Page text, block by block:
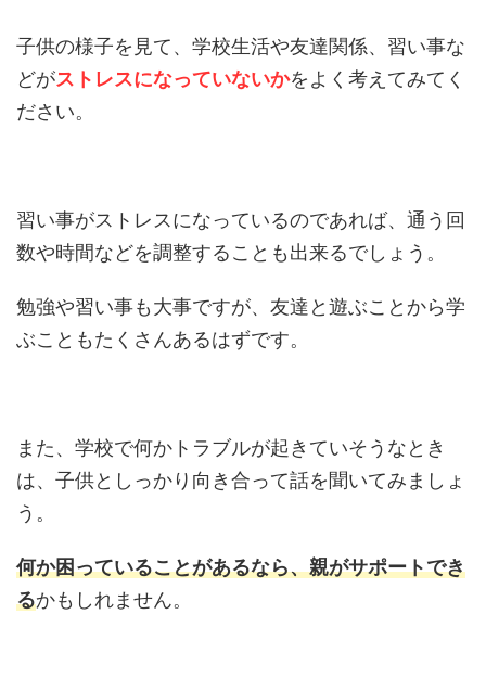
子供の様子を見て、学校生活や友達関係、習い事な
どがストレスになっていないかをよく考えてみてく
ださい。
習い事がストレスになっているのであれば、通う回
数や時間などを調整することも出来るでしょう。
勉強や習い事も大事ですが、友達と遊ぶことから学
ぶこともたくさんあるはずです。
また、学校で何かトラブルが起きていそうなとき
は、子供としっかり向き合って話を聞いてみましょ
う。
何か困っていることがあるなら、親がサポートでき
るかもしれません。